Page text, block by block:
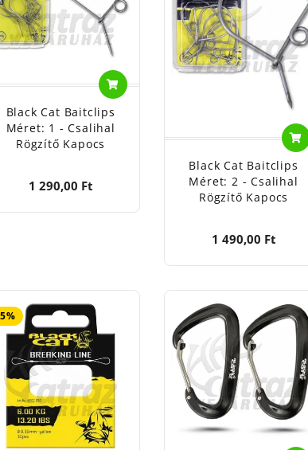
halas kellékek anyaga: fém, műanyag
játék, gyermekektől elzárva tartandó!
Black Cat Baitclips
Méret: 1 - Csalihal
Rögzítő Kapocs
1 290,00 Ft
Black Cat Baitclips
Méret: 2 - Csalihal
Rögzítő Kapocs
1 490,00 Ft